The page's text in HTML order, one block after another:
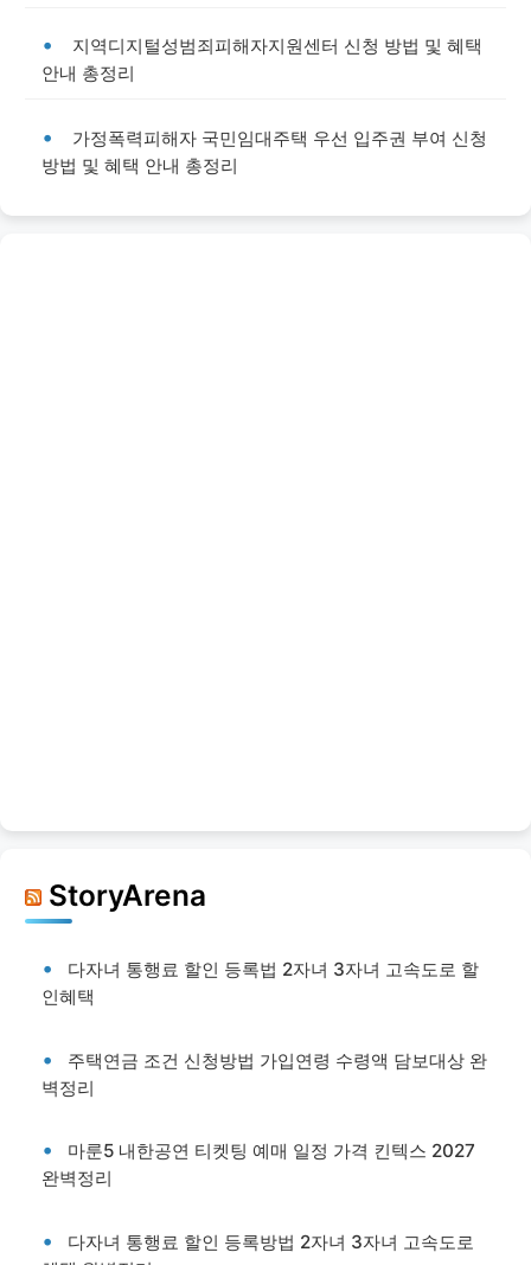
지역디지털성범죄피해자지원센터 신청 방법 및 혜택
안내 총정리
가정폭력피해자 국민임대주택 우선 입주권 부여 신청
방법 및 혜택 안내 총정리
StoryArena
다자녀 통행료 할인 등록법 2자녀 3자녀 고속도로 할
인혜택
주택연금 조건 신청방법 가입연령 수령액 담보대상 완
벽정리
마룬5 내한공연 티켓팅 예매 일정 가격 킨텍스 2027
완벽정리
다자녀 통행료 할인 등록방법 2자녀 3자녀 고속도로